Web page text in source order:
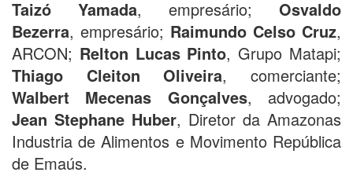
Taizó Yamada, empresário; Osvaldo
Bezerra, empresário; Raimundo Celso Cruz,
ARCON; Relton Lucas Pinto, Grupo Matapi;
Thiago Cleiton Oliveira, comerciante;
Walbert Mecenas Gonçalves, advogado;
Jean Stephane Huber, Diretor da Amazonas
Industria de Alimentos e Movimento República
de Emaús.